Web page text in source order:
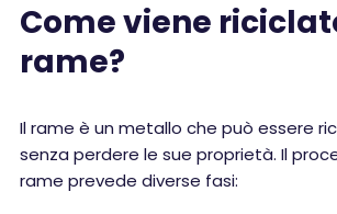
Come viene
rame?
Il rame è un metallo che può essere
senza perdere le sue proprietà. Il
rame prevede diverse fasi: